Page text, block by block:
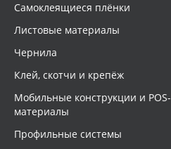
Самоклеящиеся плёнки
Листовые материалы
Чернила
Клей, скотчи и крепёж
Мобильные конструкции и POS-
материалы
Профильные системы